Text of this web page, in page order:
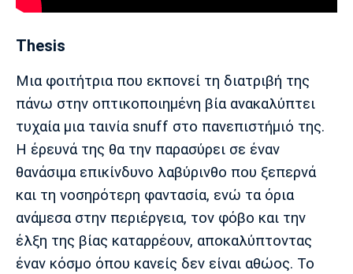
Thesis
Μια φοιτήτρια που εκπονεί τη διατριβή της
πάνω στην οπτικοποιημένη βία ανακαλύπτει
τυχαία μια ταινία snuff στο πανεπιστήμιό της.
Η έρευνά της θα την παρασύρει σε έναν
θανάσιμα επικίνδυνο λαβύρινθο που ξεπερνά
και τη νοσηρότερη φαντασία, ενώ τα όρια
ανάμεσα στην περιέργεια, τον φόβο και την
έλξη της βίας καταρρέουν, αποκαλύπτοντας
έναν κόσμο όπου κανείς δεν είναι αθώος. To